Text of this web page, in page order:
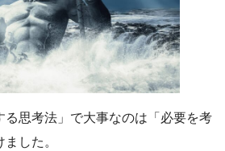
る思考法」で大事なのは「必要を考
した。